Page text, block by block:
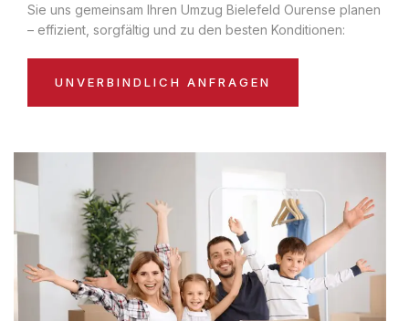
Sie uns gemeinsam Ihren Umzug Bielefeld Ourense planen
– effizient, sorgfältig und zu den besten Konditionen:
UNVERBINDLICH ANFRAGEN